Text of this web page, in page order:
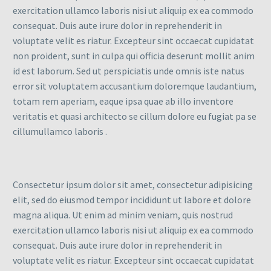
exercitation ullamco laboris nisi ut aliquip ex ea commodo
consequat. Duis aute irure dolor in reprehenderit in
voluptate velit es riatur. Excepteur sint occaecat cupidatat
non proident, sunt in culpa qui officia deserunt mollit anim
id est laborum. Sed ut perspiciatis unde omnis iste natus
error sit voluptatem accusantium doloremque laudantium,
totam rem aperiam, eaque ipsa quae ab illo inventore
veritatis et quasi architecto se cillum dolore eu fugiat pa se
cillumullamco laboris .
Consectetur ipsum dolor sit amet, consectetur adipisicing
elit, sed do eiusmod tempor incididunt ut labore et dolore
magna aliqua. Ut enim ad minim veniam, quis nostrud
exercitation ullamco laboris nisi ut aliquip ex ea commodo
consequat. Duis aute irure dolor in reprehenderit in
voluptate velit es riatur. Excepteur sint occaecat cupidatat